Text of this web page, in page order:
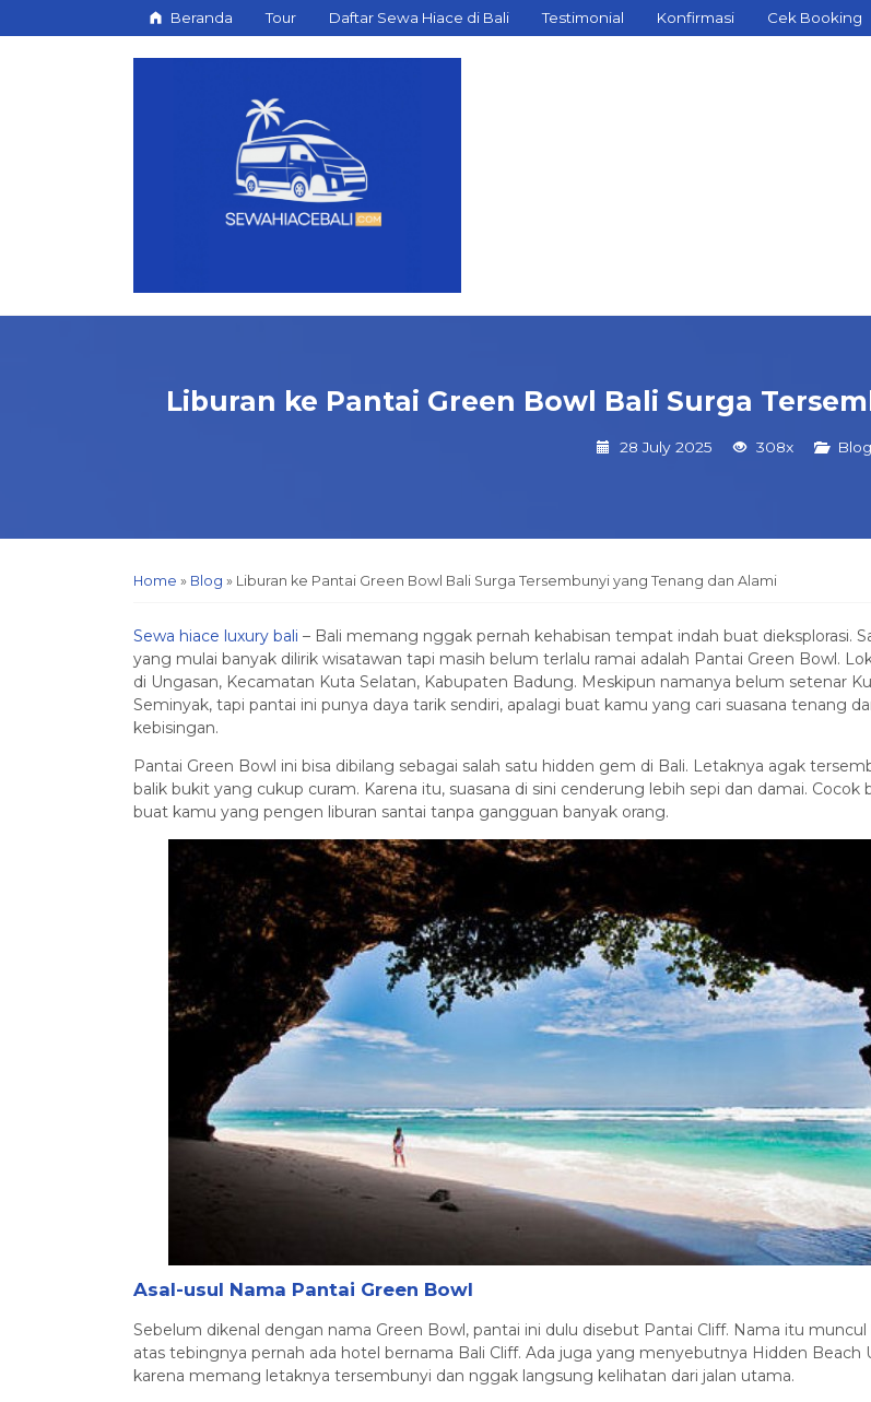
Beranda Tour Daftar Sewa Hiace di Bali Testimonial Konfirmasi Cek Booking
Liburan ke Pantai Green Bowl Bali Surga
28 July 2025 308x Blog
Home » Blog » Liburan ke Pantai Green Bowl Bali Surga Tersembunyi yang Tenang dan Alami
Sewa hiace luxury bali – Bali memang nggak pernah kehabisan tempat indah buat dieksplorasi.
yang mulai banyak dilirik wisatawan tapi masih belum terlalu ramai adalah Pantai Green Bowl.
di Ungasan, Kecamatan Kuta Selatan, Kabupaten Badung. Meskipun namanya belum setenar
Seminyak, tapi pantai ini punya daya tarik sendiri, apalagi buat kamu yang cari suasana tenang
kebisingan.
Pantai Green Bowl ini bisa dibilang sebagai salah satu hidden gem di Bali. Letaknya agak
balik bukit yang cukup curam. Karena itu, suasana di sini cenderung lebih sepi dan damai. Cocok
buat kamu yang pengen liburan santai tanpa gangguan banyak orang.
Asal-usul Nama Pantai Green Bowl
Sebelum dikenal dengan nama Green Bowl, pantai ini dulu disebut Pantai Cliff. Nama itu muncul
atas tebingnya pernah ada hotel bernama Bali Cliff. Ada juga yang menyebutnya Hidden Beach
karena memang letaknya tersembunyi dan nggak langsung kelihatan dari jalan utama.